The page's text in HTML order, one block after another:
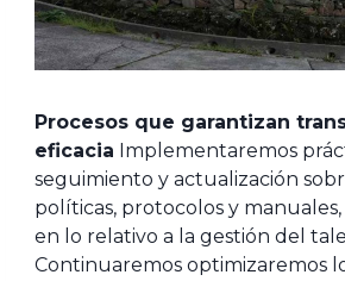
Procesos que garantizan
eficacia Implementaremos
seguimiento y actualización
políticas, protocolos y
en lo relativo a la gestión del
Continuaremos optimizaremos